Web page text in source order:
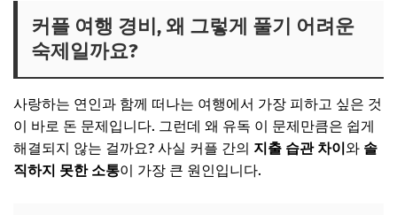
서로 다른 소비 패턴: 갈등의 씨앗
📌 지금 뜨는 꿀정보! 놓치지 마세요
추가할인 코드 WRVE6
성공적인 커플 여행의 시작, '사전 합의'가 핵심!
여행 전, 이것만은 꼭 이야기하세요!
📌 지금 뜨는 꿀정보! 놓치지 마세요
커플 여행 경비, 왜 그렇게 풀기 어려운
숙제일까요?
사랑하는 연인과 함께 떠나는 여행에서 가장 피하고 싶은 것
이 바로 돈 문제입니다. 그런데 왜 유독 이 문제만큼은 쉽게
해결되지 않는 걸까요? 사실 커플 간의 지출 습관 차이와 솔
직하지 못한 소통이 가장 큰 원인입니다.